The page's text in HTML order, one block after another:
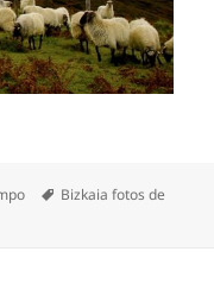
Etiquetas
Bizkaia fotos de
rebaño de ovejas se pasea